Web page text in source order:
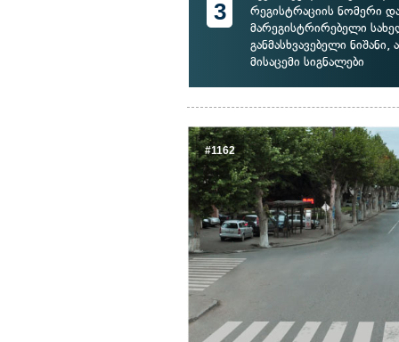
3
რეგისტრაციის ნომერი
მარეგისტრირებელი
განმასხვავებელი
მისაცემი სიგნალები
#1162